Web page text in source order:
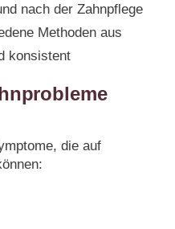
nach der Zahnpflege
Methoden aus
konsistent
die auf